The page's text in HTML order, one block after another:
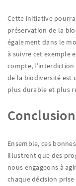
Cette initiative
préservation de la
également dans le
à suivre cet exemple
compte,
de la biodiversité est
plus durable et plus
Conclusion
Ensemble, ces
illustrent que des
nous engageons à
chaque décision